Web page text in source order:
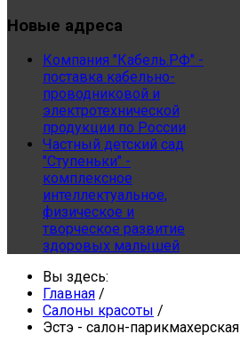
Новые адреса
Компания "Кабель.РФ" -
поставка кабельно-
проводниковой и
электротехнической
продукции по России
Частный детский сад
"Ступеньки" -
комплексное
интеллектуальное,
физическое и
творческое развитие
здоровых малышей
Вы здесь:
Главная /
Салоны красоты /
Эстэ - салон-парикмахерская